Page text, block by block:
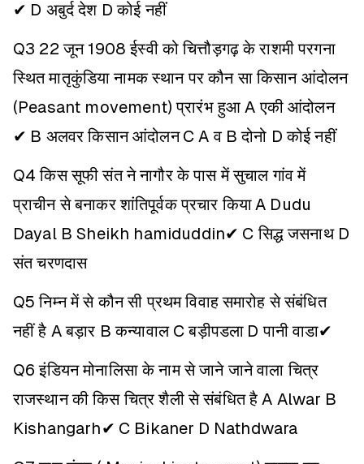
✔ D अबुर्द देश D कोई नहीं
Q3 22 जून 1908 ईस्वी को चित्तौड़गढ़ के राशमी परगना
स्थित मातृकुंडिया नामक स्थान पर कौन सा किसान आंदोलन
(Peasant movement) प्रारंभ हुआ A एकी आंदोलन
✔ B अलवर किसान आंदोलन C A व B दोनो D कोई नहीं
Q4 किस सूफी संत ने नागौर के पास में सुचाल गांव में
प्राचीन से बनाकर शांतिपूर्वक प्रचार किया A Dudu
Dayal B Sheikh hamiduddin✔ C सिद्ध जसनाथ D
संत चरणदास
Q5 निम्न में से कौन सी प्रथम विवाह समारोह से संबंधित
नहीं है A बड़ार B कन्यावाल C बड़ीपडला D पानी वाडा✔
Q6 इंडियन मोनालिसा के नाम से जाने जाने वाला चित्र
राजस्थान की किस चित्र शैली से संबंधित है A Alwar B
Kishangarh✔ C Bikaner D Nathdwara